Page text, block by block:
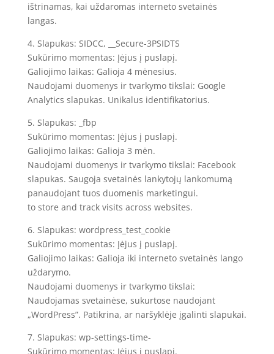
ištrinamas, kai uždaromas interneto svetainės
langas.
4. Slapukas: SIDCC, __Secure-3PSIDTS
Sukūrimo momentas: Įėjus į puslapį.
Galiojimo laikas: Galioja 4 mėnesius.
Naudojami duomenys ir tvarkymo tikslai: Google
Analytics slapukas. Unikalus identifikatorius.
5. Slapukas: _fbp
Sukūrimo momentas: Įėjus į puslapį.
Galiojimo laikas: Galioja 3 mėn.
Naudojami duomenys ir tvarkymo tikslai: Facebook
slapukas. Saugoja svetainės lankytojų lankomumą
panaudojant tuos duomenis marketingui.
to store and track visits across websites.
6. Slapukas: wordpress_test_cookie
Sukūrimo momentas: Įėjus į puslapį.
Galiojimo laikas: Galioja iki interneto svetainės lango
uždarymo.
Naudojami duomenys ir tvarkymo tikslai:
Naudojamas svetainėse, sukurtose naudojant
„WordPress”. Patikrina, ar naršyklėje įgalinti slapukai.
7. Slapukas: wp-settings-time-
Sukūrimo momentas: Įėjus į puslapį.